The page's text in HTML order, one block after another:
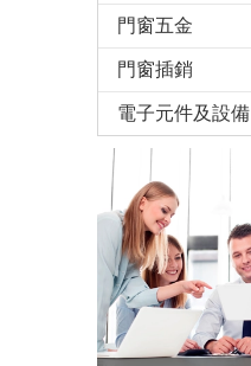
門窗五金
門窗插銷
電子元件及設備